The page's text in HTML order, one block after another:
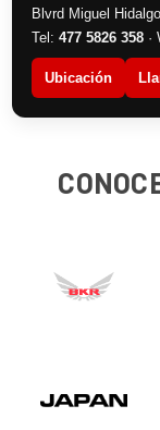
Blvrd Miguel
Tel: 477 5826 358·
Ubicación